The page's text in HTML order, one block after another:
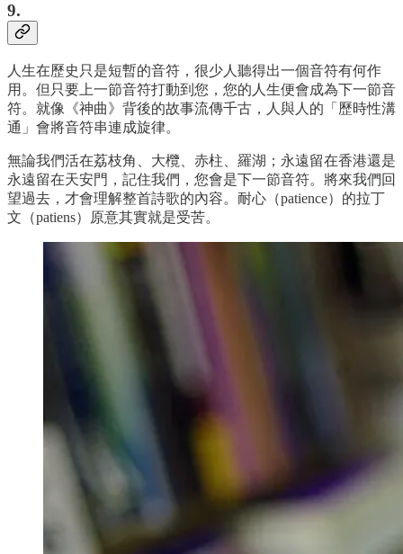
9.
人生在歷史只是短暫的音符，很少人聽得出一個音符有何作
用。但只要上一節音符打動到您，您的人生便會成為下一節音
符。就像《神曲》背後的故事流傳千古，人與人的「歷時性溝
通」會將音符串連成旋律。
無論我們活在荔枝角、大欖、赤柱、羅湖；永遠留在香港還是
永遠留在天安門，記住我們，您會是下一節音符。將來我們回
望過去，才會理解整首詩歌的內容。耐心（patience）的拉丁
文（patiens）原意其實就是受苦。